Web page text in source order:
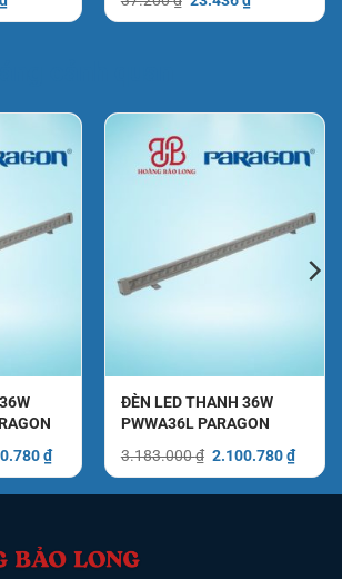
hiện
tại
là:
hiện
tại
₫.
₫Giá
hiện
tại
là:
ĐÈN LED THANH 36W
PWWA36L PARAGON
3.183.000₫ Giá
là:
3.183.000 ₫.
2.100.780₫Giá
hiện
tại
là: